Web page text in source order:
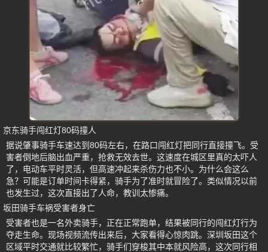
京东骑手闯红灯80码撞人
据说肇事骑手车速达到80码左右，在路口闯红灯把同行直接撞飞。受
害者倒地后脑出血严重，抢救无效去世。这速度在城区里真的太吓人
了，电动车平时灵活，但高速冲起来杀伤力也不小。为什么会这么
急？可能是订单时间卡得紧，骑手为了准时就冒险了。类似情况以前
也发生过，这次直接出了人命，教训太惨痛。
坂田骑手车祸受害者身亡
受害者也是一名外卖骑手，正在正常跑单，结果被同行的闯红灯行为
夺走生命。现场视频流传出来后，大家看得心惊肉跳。深圳坂田这个
区域平时交通就比较繁忙，骑手们穿梭其中本就风险高，这次同行相